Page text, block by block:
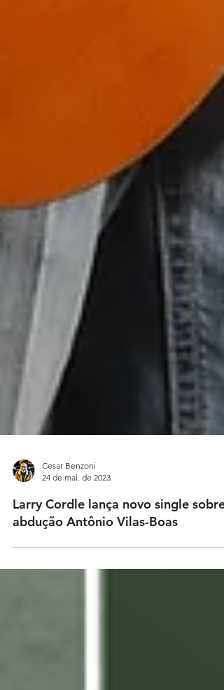
Cesar Benzoni
24 de mai. de 2023
abdução Antônio Vilas-Boas